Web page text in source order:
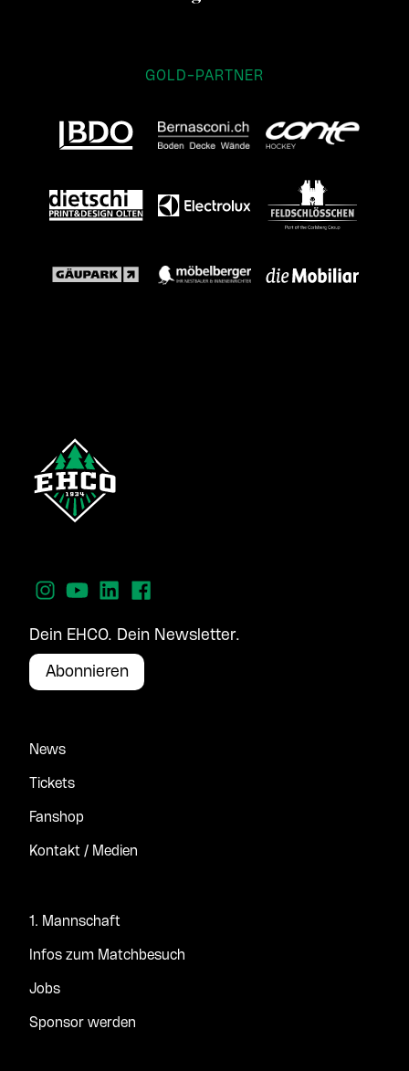
GOLD-PARTNER
Dein EHCO. Dein Newsletter.
Abonnieren
News
Tickets
Fanshop
Kontakt / Medien
1. Mannschaft
Infos zum Matchbesuch
Jobs
Sponsor werden